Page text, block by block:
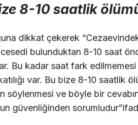
8-10 saatlik
dikkat çekerek
bulunduktan 8-10 saat
Bu kadar saat fark
var. Bu bize 8-10 saatlik
söylenmesi ve böyle bir
güvenliğinden